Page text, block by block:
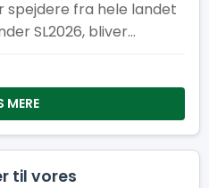
SL2026, bliver
frivillige, der vil
kører som smurt –
MERE
til vores